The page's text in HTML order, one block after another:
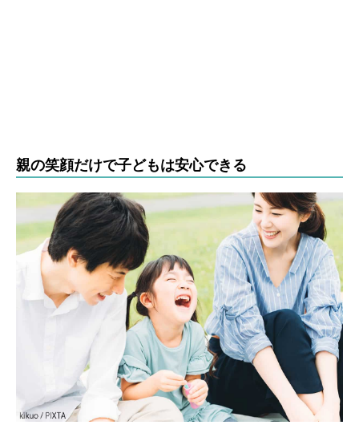
親の笑顔だけで子どもは安心できる